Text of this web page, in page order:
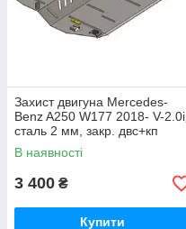
Захист двигуна Mercedes-
Benz A250 W177 2018- V-2.0i,
сталь 2 мм, закр. двс+кп
В наявності
3 400 ₴
Купити